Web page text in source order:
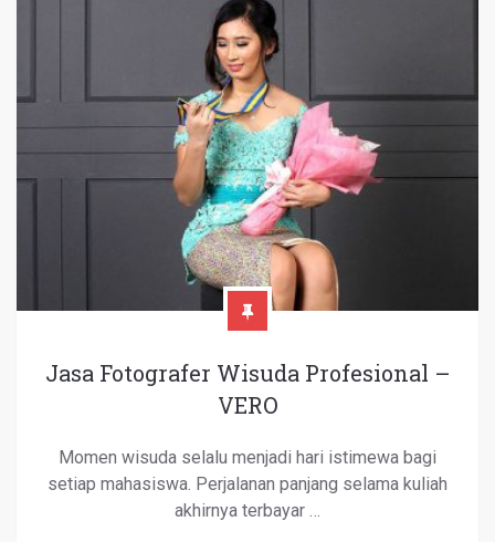
Jasa Fotografer Wisuda Profesional –
VERO
Momen wisuda selalu menjadi hari istimewa bagi
setiap mahasiswa. Perjalanan panjang selama kuliah
akhirnya terbayar …